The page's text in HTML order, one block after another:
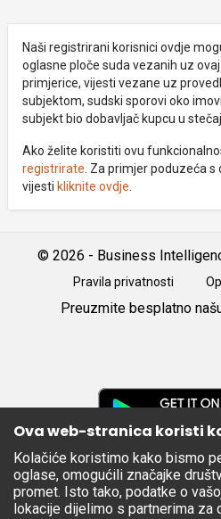
Naši registrirani korisnici ovdje
oglasne ploče suda vezanih uz
primjerice, vijesti vezane uz
subjektom, sudski sporovi oko
subjekt bio dobavljač kupcu u
Ako želite koristiti ovu
registrirate . Za primjer poduzeća
vijesti kliknite ovdje
© 2026 - Business
Pravila privatnosti
Preuzmite besplatno
Apple
Store
Ova web-stranica koristi
Kolačiće koristimo kako bismo
oglase, omogućili značajke
promet. Isto tako, podatke o
lokacije dijelimo s partnerima za